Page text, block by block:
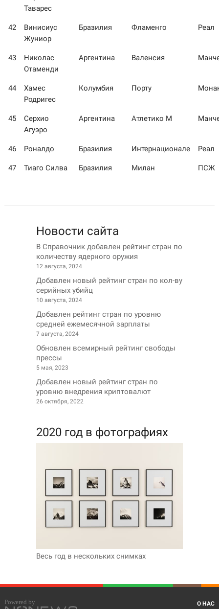
Таварес
42
Винисиус
Жуниор
Бразилия Фламенго Реал
43
Николас
Отаменди
Аргентина Валенсия
44
Хамес
Родригес
Колумбия Порту
45
Серхио
Агуэро
Аргентина Атлетико М
46 Роналдо Бразилия Интернационале Реал
47 Тиаго Силва Бразилия Милан ПСЖ
Новости сайта
В Справочник добавлен рейтинг стран по
количеству ядерного оружия
12 августа, 2024
Добавлен новый рейтинг стран по кол-ву
серийных убийц
10 августа, 2024
Добавлен рейтинг стран по уровню
средней ежемесячной зарплаты
7 августа, 2024
Обновлен всемирный рейтинг свободы
прессы
5 мая, 2023
Добавлен новый рейтинг стран по
уровню внедрения криптовалют
26 октября, 2022
2020 год в фотографиях
Весь год в нескольких снимках
О НАС